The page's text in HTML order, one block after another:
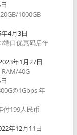
1000GB
4月3日
端口优惠码后年
年1月27日
RAM/40G
年
付199人民币
年12月11日